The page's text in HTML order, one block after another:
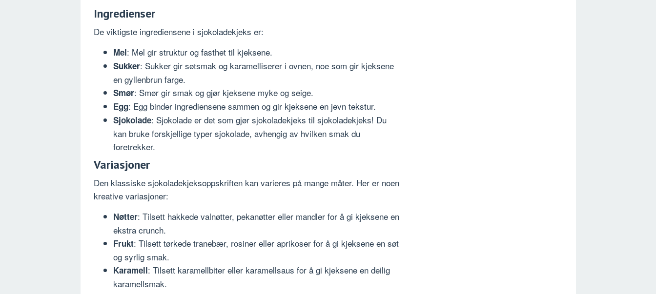
Ingredienser
De viktigste ingrediensene i sjokoladekjeks er:
Mel: Mel gir struktur og fasthet til kjeksene.
Sukker: Sukker gir søtsmak og karamelliserer i ovnen, noe som gir kjeksene
en gyllenbrun farge.
Smør: Smør gir smak og gjør kjeksene myke og seige.
Egg: Egg binder ingrediensene sammen og gir kjeksene en jevn tekstur.
Sjokolade: Sjokolade er det som gjør sjokoladekjeks til sjokoladekjeks! Du
kan bruke forskjellige typer sjokolade, avhengig av hvilken smak du
foretrekker.
Variasjoner
Den klassiske sjokoladekjeksoppskriften kan varieres på mange måter. Her er noen
kreative variasjoner:
Nøtter: Tilsett hakkede valnøtter, pekanøtter eller mandler for å gi kjeksene en
ekstra crunch.
Frukt: Tilsett tørkede tranebær, rosiner eller aprikoser for å gi kjeksene en søt
og syrlig smak.
Karamell: Tilsett karamellbiter eller karamellsaus for å gi kjeksene en deilig
karamellsmak.